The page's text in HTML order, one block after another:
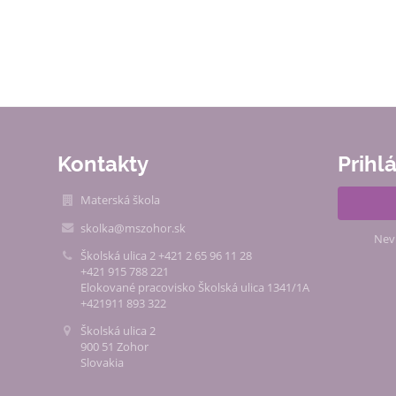
Kontakty
Materská škola
skolka@mszohor.sk
Školská ulica 2 +421 2 65 96 11 28
+421 915 788 221
Elokované pracovisko Školská ulica 1341/1A
+421911 893 322
Školská ulica 2
900 51 Zohor
Slovakia